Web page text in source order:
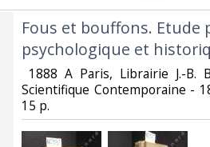
‎Fous et bouffons. Etude
psychologique et
1888 A Paris, Librairie J.-B.
Scientifique Contemporaine -
15 p.‎